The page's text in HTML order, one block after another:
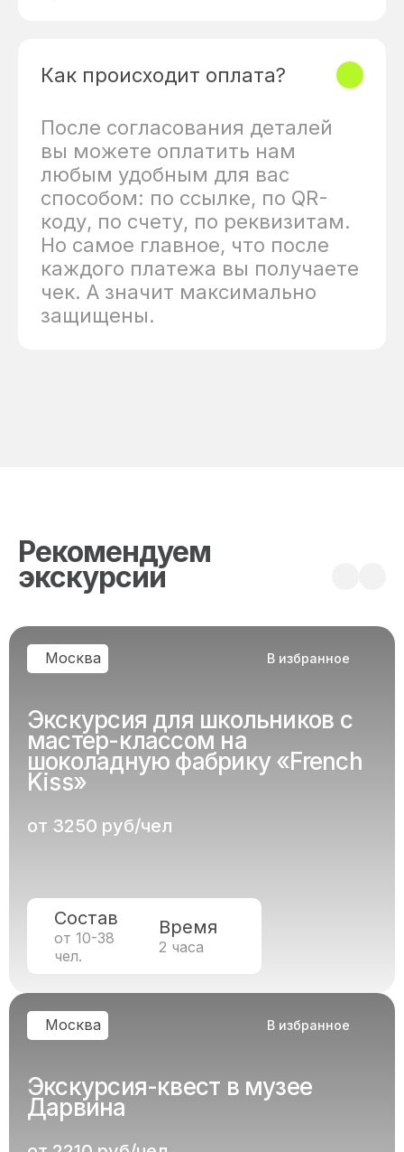
Как происходит оплата?
После согласования деталей
вы можете оплатить нам
любым удобным для вас
способом: по ссылке, по QR-
коду, по счету, по реквизитам.
Но самое главное, что после
каждого платежа вы получаете
чек. А значит максимально
защищены.
Рекомендуем
экскурсии
Москва В избранное
Экскурсия для школьников с
мастер-классом на
шоколадную фабрику «French
Kiss»
от 3250 руб/чел
Состав
от 10-38
чел.
Время
2 часа
Москва В избранное
Экскурсия-квест в музее
Дарвина